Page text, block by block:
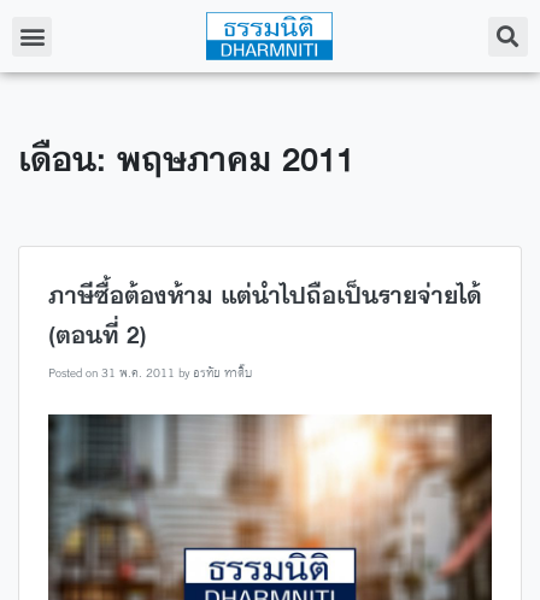
เดือน: พฤษภาคม 2011
ภาษีซื้อต้องห้าม แต่นำไปถือเป็นรายจ่ายได้
(ตอนที่ 2)
Posted on31 พ.ค. 2011 byอรทัย ทาติ๊บ